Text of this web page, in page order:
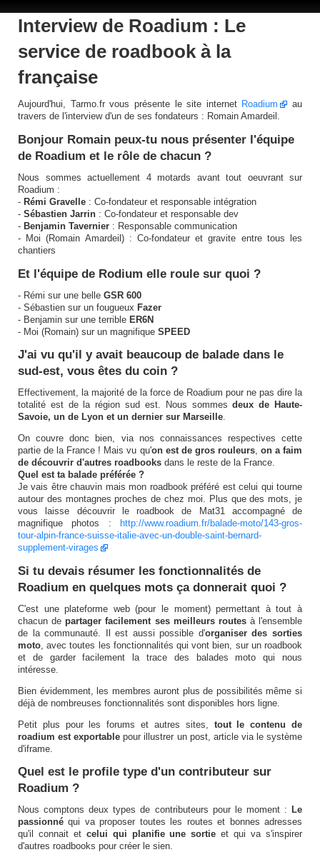
Interview de Roadium : Le
service de roadbook à la
française
Aujourd'hui, Tarmo.fr vous présente le site internet Roadium
au
travers de l'interview d'un de ses fondateurs : Romain Amardeil.
Bonjour Romain peux-tu nous présenter l'équipe
de Roadium et le rôle de chacun ?
Nous sommes actuellement 4 motards avant tout oeuvrant sur
Roadium :
- Rémi Gravelle : Co-fondateur et responsable intégration
- Sébastien Jarrin : Co-fondateur et responsable dev
- Benjamin Tavernier : Responsable communication
- Moi (Romain Amardeil) : Co-fondateur et gravite entre tous les
chantiers
Et l'équipe de Rodium elle roule sur quoi ?
- Rémi sur une belle GSR 600
- Sébastien sur un fougueux Fazer
- Benjamin sur une terrible ER6N
- Moi (Romain) sur un magnifique SPEED
J'ai vu qu'il y avait beaucoup de balade dans le
sud-est, vous êtes du coin ?
Effectivement, la majorité de la force de Roadium pour ne pas dire la
totalité est de la région sud est. Nous sommesdeux de Haute-
Savoie, un de Lyon et un dernier sur Marseille.
On couvre donc bien, via nos connaissances respectives cette
partie de la France ! Mais vu qu'on est de gros rouleurs, on a faim
de découvrir d'autres roadbooks dans le reste de la France.
Quel est ta balade préférée ?
Je vais être chauvin mais mon roadbook préféré est celui qui tourne
autour des montagnes proches de chez moi. Plus que des mots, je
vous laisse découvrir le roadbook de Mat31 accompagné de
magnifique photos :
http://www.roadium.fr/balade-moto/143-gros-
tour-alpin-france-suisse-italie-avec-un-double-saint-bernard-
supplement-virages
Si tu devais résumer les fonctionnalités de
Roadium en quelques mots ça donnerait quoi ?
C'est une plateforme web (pour le moment) permettant à tout à
chacun departager facilement ses meilleurs routesà l'ensemble
de la communauté. Il est aussi possible d'organiser des sorties
moto , avec toutes les fonctionnalités qui vont bien, sur un roadbook
et de garder facilement la trace des balades moto qui nous
intéresse.
Bien évidemment, les membres auront plus de possibilités même si
déjà de nombreuses fonctionnalités sont disponibles hors ligne.
Petit plus pour les forums et autres sites, tout le contenu de
roadium est exportable pour illustrer un post, article via le système
d'iframe.
Quel est le profile type d'un contributeur sur
Roadium ?
Nous comptons deux types de contributeurs pour le moment : Le
passionné qui va proposer toutes les routes et bonnes adresses
qu'il connait et celui qui planifie une sortie et qui va s'inspirer
d'autres roadbooks pour créer le sien.